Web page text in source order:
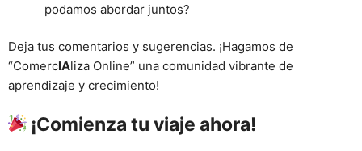
podamos abordar juntos?
Deja tus comentarios y sugerencias. ¡Hagamos de
“ComercIAliza Online” una comunidad vibrante de
aprendizaje y crecimiento!
¡Comienza tu viaje ahora!